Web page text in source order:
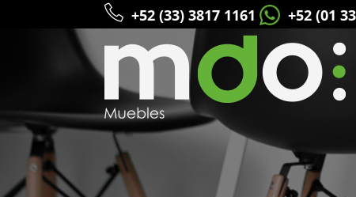
+52 (33) 3817 1161 +52 (01